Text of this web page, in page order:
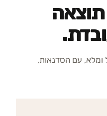
ומלא, עם הסדנאות,